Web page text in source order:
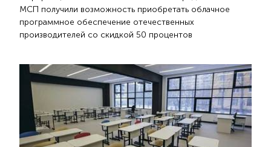
МСП получили возможность приобретать облачное
программное обеспечение отечественных
производителей со скидкой 50 процентов